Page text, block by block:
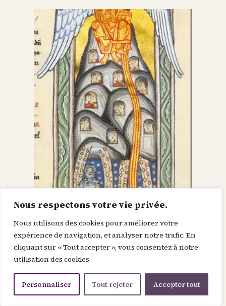
Nous respectons votre vie privée.
Nous utilisons des cookies pour améliorer votre
expérience de navigation, et analyser notre trafic. En
cliquant sur « Tout accepter », vous consentez à notre
utilisation des cookies.
Personnaliser Tout rejeter Accepter tout
Dieu dans le Christ,
recherche l’homme et
le renouvelle